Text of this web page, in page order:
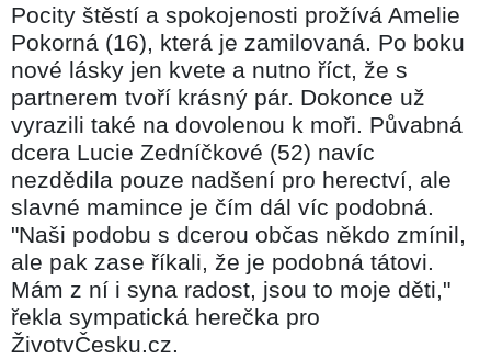
Pocity štěstí a spokojenosti prožívá Amelie
Pokorná (16), která je zamilovaná. Po boku
nové lásky jen kvete a nutno říct, že s
partnerem tvoří krásný pár. Dokonce už
vyrazili také na dovolenou k moři. Půvabná
dcera Lucie Zedníčkové (52) navíc
nezdědila pouze nadšení pro herectví, ale
slavné mamince je čím dál víc podobná.
"Naši podobu s dcerou občas někdo zmínil,
ale pak zase říkali, že je podobná tátovi.
Mám z ní i syna radost, jsou to moje děti,"
řekla sympatická herečka pro
ŽivotvČesku.cz.